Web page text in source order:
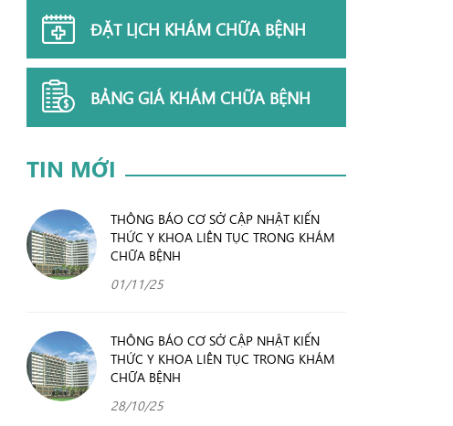
ĐẶT LỊCH KHÁM CHỮA BỆNH
BẢNG GIÁ KHÁM CHỮA BỆNH
TIN MỚI
THÔNG BÁO CƠ SỞ CẬP NHẬT KIẾN
THỨC Y KHOA LIÊN TỤC TRONG KHÁM
CHỮA BỆNH
01/11/25
THÔNG BÁO CƠ SỞ CẬP NHẬT KIẾN
THỨC Y KHOA LIÊN TỤC TRONG KHÁM
CHỮA BỆNH
28/10/25